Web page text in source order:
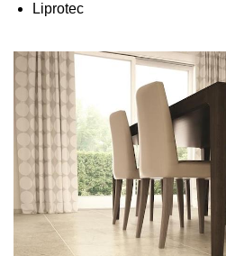
Liprotec